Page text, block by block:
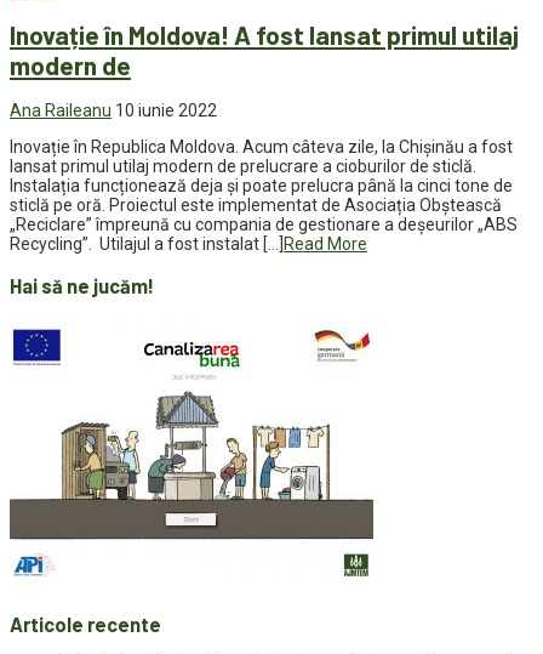
Inovație în Moldova! A fost lansat primul utilaj
modern de
Ana Raileanu 10 iunie 2022
Inovație în Republica Moldova. Acum câteva zile, la Chișinău a fost
lansat primul utilaj modern de prelucrare a cioburilor de sticlă.
Instalația funcționează deja și poate prelucra până la cinci tone de
sticlă pe oră. Proiectul este implementat de Asociația Obștească
„Reciclare” împreună cu compania de gestionare a deșeurilor „ABS
Recycling”. Utilajul a fost instalat […] Read More
Hai să ne jucăm!
Articole recente